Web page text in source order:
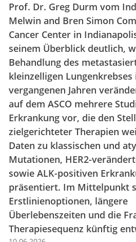
Prof. Dr. Greg Durm vom
Melwin and Bren Simon
Cancer Center in
seinem Überblick deutlich,
Behandlung des
kleinzelligen Lungenkrebses
vergangenen Jahren
auf dem ASCO mehrere
Erkrankung vor, die den
zielgerichteter Therapien
Daten zu klassischen und
Mutationen, HER2-
sowie ALK-positiven
präsentiert. Im Mittelpunkt
Erstlinienoptionen, längere
Überlebenszeiten und die
Therapiesequenz künftig